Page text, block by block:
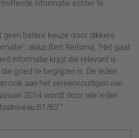
informatie echter te
geen betere keuze door dikkere
aldus Bert Reitsma, “Het gaat
informatie krijgt die relevant is
goed te begrijpen is. De leden
ook aan het vereenvoudigen van
2014 wordt door alle leden
B1/B2.”